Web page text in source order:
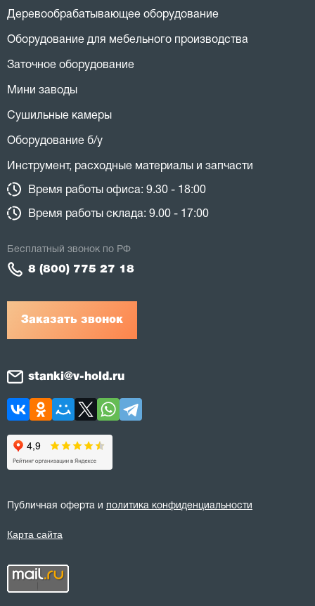
Деревообрабатывающее оборудование
Оборудование для мебельного производства
Заточное оборудование
Мини заводы
Сушильные камеры
Оборудование б/у
Инструмент, расходные материалы и запчасти
Время работы офиса: 9.30 - 18:00
Время работы склада: 9.00 - 17:00
Заказать звонок
Бесплатный звонок по РФ
8 (800) 775 27 18
stanki@v-hold.ru
Публичная оферта и политика конфиденциальности
Карта сайта